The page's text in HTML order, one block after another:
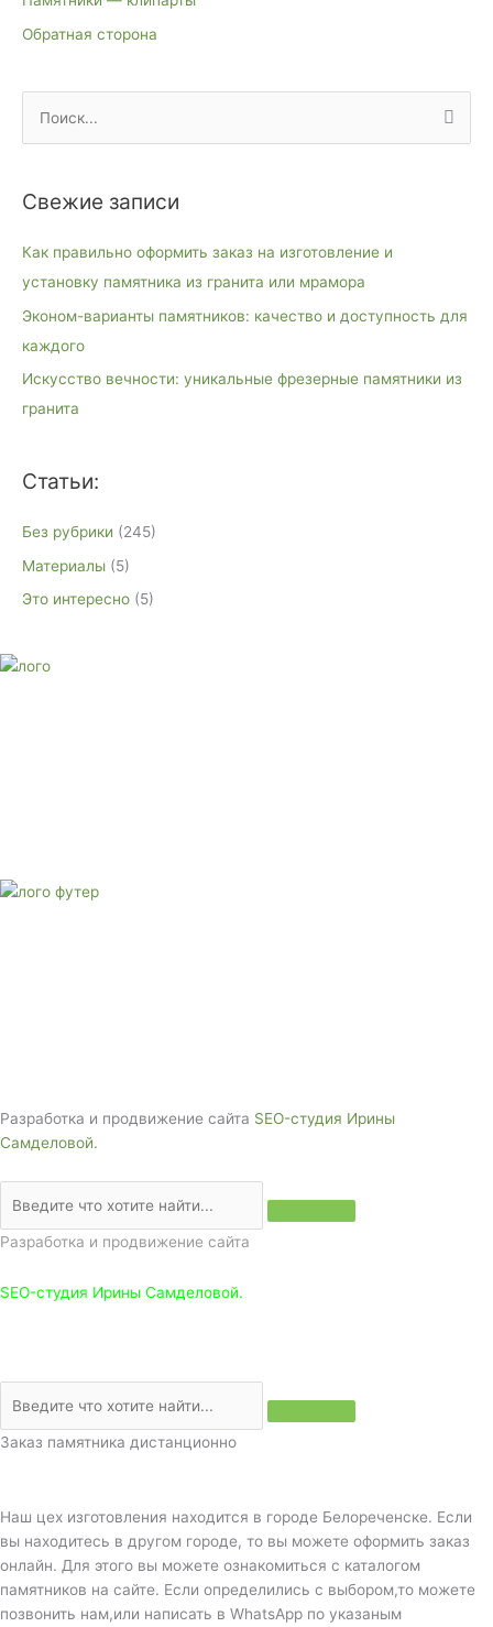
Обратная сторона
с
Свежие записи
Как правильно оформить заказ на изготовление и
установку памятника из гранита или мрамора
Эконом-варианты памятников: качество и доступность для
каждого
Искусство вечности: уникальные фрезерные памятники из
гранита
Статьи:
Без рубрики (245)
Материалы (5)
Это интересно (5)
Разработка и продвижение сайта SEO-студия Ирины
Самделовой.
Разработка и продвижение сайта
SEO-студия Ирины Самделовой.
Заказ памятника дистанционно
Наш цех изготовления находится в городе Белореченске. Если
вы находитесь в другом городе, то вы можете оформить заказ
онлайн. Для этого вы можете ознакомиться с каталогом
памятников на сайте. Если определились с выбором,то можете
позвонить нам,или написать в WhatsApp по указаным